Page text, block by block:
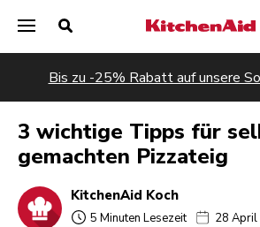
Bis zu -25% Rabatt auf unsere
3 wichtige Tipps für
gemachten Pizzateig
KitchenAid Koch
5 Minuten Lesezeit 28